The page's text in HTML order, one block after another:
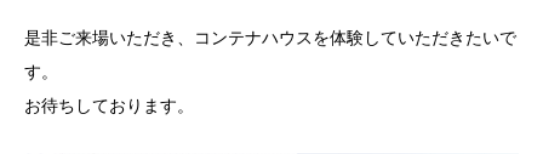
是非ご来場いただき、コンテナハウスを体験していただきたいで
す。
お待ちしております。